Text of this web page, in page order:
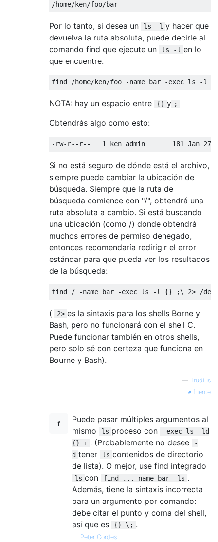
Por lo tanto, si desea un ls -l y hacer que
devuelva la ruta absoluta, puede decirle al
comando find que ejecute un
ls -l en lo
que encuentre.
NOTA: hay un espacio entre {} y ;
Obtendrás algo como esto:
Si no está seguro de dónde está el archivo,
siempre puede cambiar la ubicación de
búsqueda. Siempre que la ruta de
búsqueda comience con "/", obtendrá una
ruta absoluta a cambio. Si está buscando
una ubicación (como /) donde obtendrá
muchos errores de permiso denegado,
entonces recomendaría redirigir el error
estándar para que pueda ver los resultados
de la búsqueda:
( 2> es la sintaxis para los shells Borne y
Bash, pero no funcionará con el shell C.
Puede funcionar también en otros shells,
pero solo sé con certeza que funciona en
Bourne y Bash).
— Trudius
fuente
Puede pasar múltiples argumentos al
mismo
ls proceso con
-exec ls -ld
{} + . (Probablemente no desee
-
d tener ls contenidos de directorio
de lista). O mejor, use find integrado
ls con find ... name bar -ls .
Además, tiene la sintaxis incorrecta
para un argumento por comando:
debe citar el punto y coma del shell,
así que es
{} \; .
— Peter Cordes